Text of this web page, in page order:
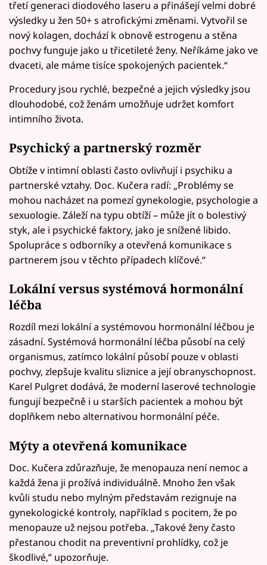
třetí generaci diodového laseru a přinášejí velmi dobré
výsledky u žen 50+ s atrofickými změnami. Vytvořil se
nový kolagen, dochází k obnově estrogenu a stěna
pochvy funguje jako u třicetileté ženy. Neříkáme jako ve
dvaceti, ale máme tisíce spokojených pacientek.“
Procedury jsou rychlé, bezpečné a jejich výsledky jsou
dlouhodobé, což ženám umožňuje udržet komfort
intimního života.
Psychický a partnerský rozměr
Obtíže v intimní oblasti často ovlivňují i psychiku a
partnerské vztahy. Doc. Kučera radí: „Problémy se
mohou nacházet na pomezí gynekologie, psychologie a
sexuologie. Záleží na typu obtíží – může jít o bolestivý
styk, ale i psychické faktory, jako je snížené libido.
Spolupráce s odborníky a otevřená komunikace s
partnerem jsou v těchto případech klíčové.“
Lokální versus systémová hormonální
léčba
Rozdíl mezi lokální a systémovou hormonální léčbou je
zásadní. Systémová hormonální léčba působí na celý
organismus, zatímco lokální působí pouze v oblasti
pochvy, zlepšuje kvalitu sliznice a její obranyschopnost.
Karel Pulgret dodává, že moderní laserové technologie
fungují bezpečně i u starších pacientek a mohou být
doplňkem nebo alternativou hormonální péče.
Mýty a otevřená komunikace
Doc. Kučera zdůrazňuje, že menopauza není nemoc a
každá žena ji prožívá individuálně. Mnoho žen však
kvůli studu nebo mylným představám rezignuje na
gynekologické kontroly, například s pocitem, že po
menopauze už nejsou potřeba. „Takové ženy často
přestanou chodit na preventivní prohlídky, což je
škodlivé,” upozorňuje.